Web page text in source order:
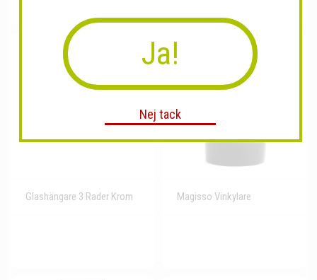
Glashängare 3 Rader Krom Magisso Vinkylare
Ja!
Nej tack